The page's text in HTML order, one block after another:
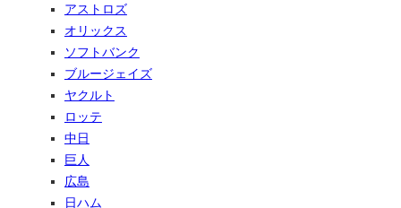
アストロズ
オリックス
ソフトバンク
ブルージェイズ
ヤクルト
ロッテ
中日
巨人
広島
日ハム